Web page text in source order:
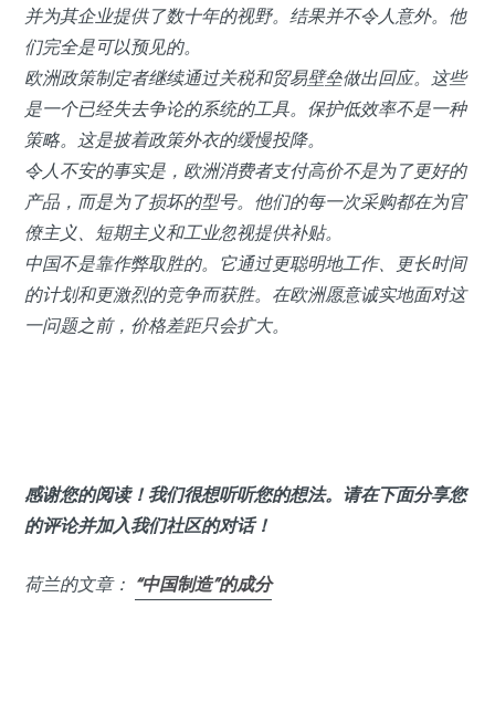
并为其企业提供了数十年的视野。结果并不令人意外。他
们完全是可以预见的。
欧洲政策制定者继续通过关税和贸易壁垒做出回应。这些
是一个已经失去争论的系统的工具。保护低效率不是一种
策略。这是披着政策外衣的缓慢投降。
令人不安的事实是，欧洲消费者支付高价不是为了更好的
产品，而是为了损坏的型号。他们的每一次采购都在为官
僚主义、短期主义和工业忽视提供补贴。
中国不是靠作弊取胜的。它通过更聪明地工作、更长时间
的计划和更激烈的竞争而获胜。在欧洲愿意诚实地面对这
一问题之前，价格差距只会扩大。
感谢您的阅读！我们很想听听您的想法。请在下面分享您
的评论并加入我们社区的对话！
荷兰的文章： “中国制造”的成分